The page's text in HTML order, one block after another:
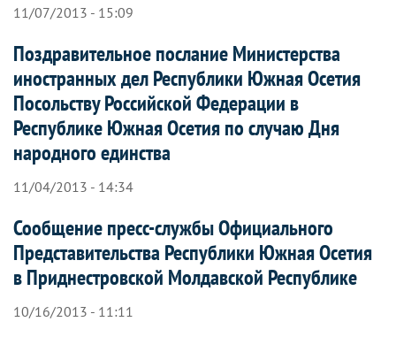
11/07/2013 - 15:09
Поздравительное послание Министерства
иностранных дел Республики Южная Осетия
Посольству Российской Федерации в
Республике Южная Осетия по случаю Дня
народного единства
11/04/2013 - 14:34
Сообщение пресс-службы Официального
Представительства Республики Южная Осетия
в Приднестровской Молдавской Республике
10/16/2013 - 11:11